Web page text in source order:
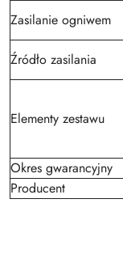
Zasilanie ogniwem
Źródło zasilania
Elementy zestawu
Okres gwarancyjny
Producent